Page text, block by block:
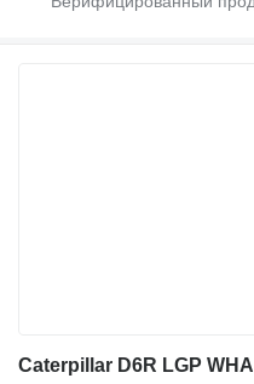
Caterpillar D6R LGP WHA